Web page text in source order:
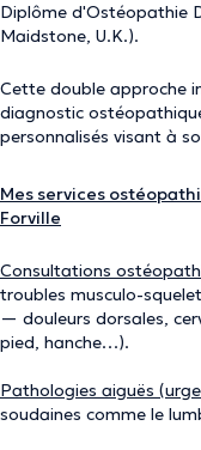
Diplôme d'Ostéopathie
Maidstone, U.K.).
Cette double approche
diagnostic
personnalisés visant à
Mes services
Forville
Consultations
troubles musculo-
— douleurs dorsales,
pied, hanche…).
Pathologies aiguës
soudaines comme le